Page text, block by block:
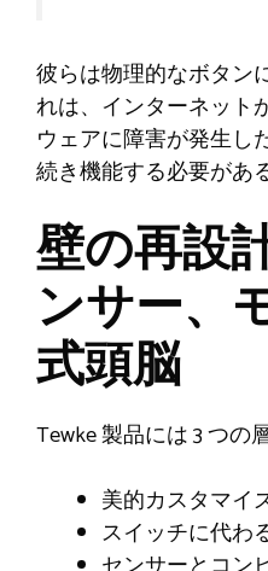
彼らは物理的なボタン
れは、インターネット
ウェアに障害が発生し
続き機能する必要があ
壁の再設
ンサー、
式頭脳
Tewke 製品には 3 つの
美的カスタマイ
スイッチに代わ